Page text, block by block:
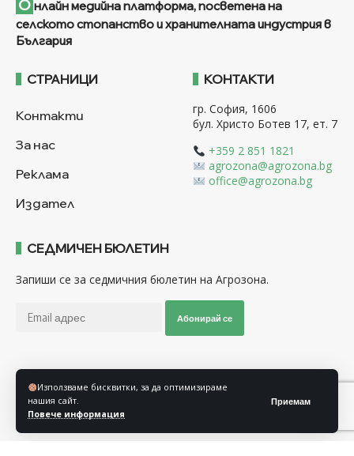
Използваме бисквитки, за да оптимизираме
нашия сайт.
Повече информация
Приемам
О нлайн медийна платформа, посветена на
селското стопанство и хранителната индустрия в
България
СТРАНИЦИ
Контакти
За нас
Реклама
Издател
КОНТАКТИ
гр. София, 1606
бул. Христо Ботев 17, ет. 7
+359 2 851 1821
agrozona@agrozona.bg
office@agrozona.bg
СЕДМИЧЕН БЮЛЕТИН
Запиши се за седмичния бюлетин на Агрозона.
Абонирай се
Последвайте ни